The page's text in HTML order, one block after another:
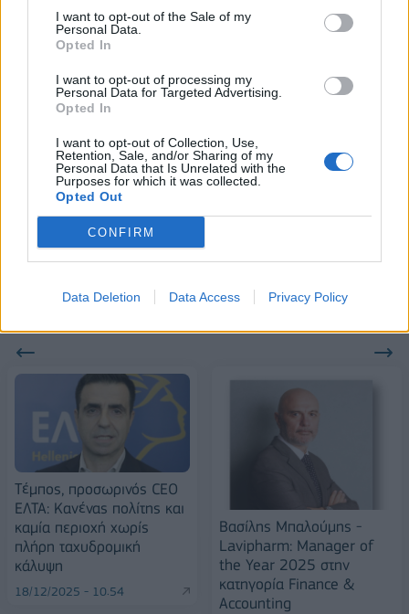
I want to opt-out of the Sale of my
Personal Data.
Opted In
I want to opt-out of processing my
Personal Data for Targeted Advertising.
Opted In
I want to opt-out of Collection, Use,
Retention, Sale, and/or Sharing of my
Personal Data that Is Unrelated with the
Purposes for which it was collected.
Opted Out
CONFIRM
Data Deletion Data Access Privacy Policy
συνεργασίας τους μέχρι το
18η συνεχόμενη χρονιά για τον ΟΤΕ στη διεθνή σειρά δεικτών
Alpha Bank: Για πρώτη φορά το Αρχαίο Θέατρο Επιδαύρου άνοιξε τις
πύλες του σε όλους
Tέμπος, προσωρινός CEO
ΕΛΤΑ: Κανένας πολίτης και
καμία περιοχή χωρίς
πλήρη ταχυδρομική
κάλυψη
18/12/2025 - 10:54
Βασίλης Μπαλούμης -
Lavipharm: Manager of
the Year 2025 στην
κατηγορία Finance &
Accounting